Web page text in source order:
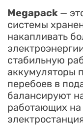
Megapack —
системы
накапливать
стабильную
аккумуляторы
перебоев в
балансируют
работающих на